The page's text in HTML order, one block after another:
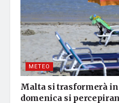
METEO
Malta si trasformerà
domenica si